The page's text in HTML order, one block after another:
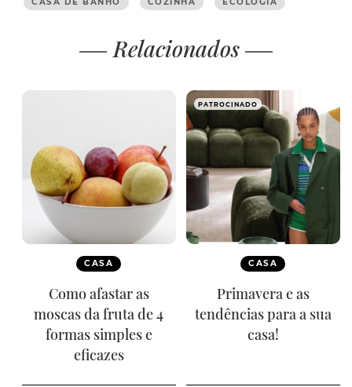
Relacionados
CASA
Como afastar as
moscas da fruta de 4
formas simples e
eficazes
PATROCINADO
CASA
Primavera e as
tendências para a sua
casa!